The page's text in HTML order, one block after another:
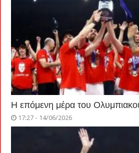
Η επόμενη μέρα του
17:27 - 14/06/2026